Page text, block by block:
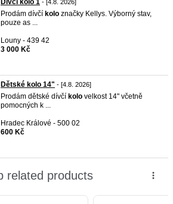
Dívčí kolo 1 - [4.8. 2026]
Prodám dívčí kolo značky Kellys. Výborný stav,
pouze as ...
Louny - 439 42
3 000 Kč
Dětské kolo 14" - [4.8. 2026]
Prodám dětské dívčí kolo velkost 14" včetně
pomocných k ...
Hradec Králové - 500 02
600 Kč